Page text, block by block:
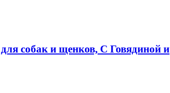
собак и щенков, С Говядиной и